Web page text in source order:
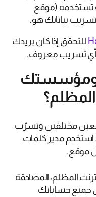
تستخدمه (موقع
بياناتك هو.
للتحقق إذا كان بريدك
أي تسريب معروف.
ومؤسستك
مختلفين وتسرّب
مدير كلمات
موقع.
المظلم، المصادقة
جميع حساباتك